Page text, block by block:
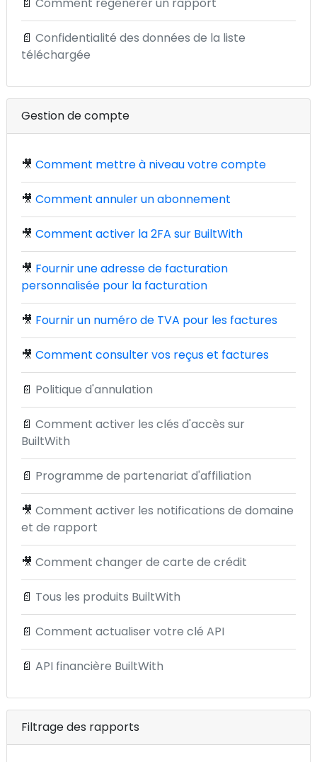
📄 Confidentialité des données de la liste
téléchargée
Gestion de compte
🎥 Comment mettre à niveau votre compte
🎥 Comment annuler un abonnement
🎥 Comment activer la 2FA sur BuiltWith
🎥 Fournir une adresse de facturation
personnalisée pour la facturation
🎥 Fournir un numéro de TVA pour les factures
🎥 Comment consulter vos reçus et factures
📄 Politique d'annulation
📄 Comment activer les clés d'accès sur
BuiltWith
📄 Programme de partenariat d'affiliation
🎥 Comment activer les notifications de domaine
et de rapport
🎥 Comment changer de carte de crédit
📄 Tous les produits BuiltWith
📄 Comment actualiser votre clé API
📄 API financière BuiltWith
Filtrage des rapports